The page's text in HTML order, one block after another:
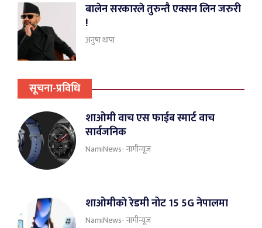
बालेन सरकारले तुरुन्तै एक्सन लिन जरुरी
!
अनुषा थापा
सूचना-प्रविधि
शाओमी वाच एस फाईब स्मार्ट वाच
सार्वजनिक
NamiNews- नामीन्यूज
शाओमीकाे रेडमी नोट 15 5G नेपालमा
NamiNews- नामीन्यूज